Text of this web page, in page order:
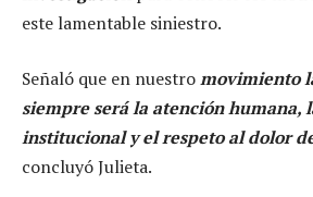
este lamentable siniestro.
Señaló que en nuestromovimiento
siempre será la atención humana,
institucional y el respeto al dolor
concluyó Julieta.